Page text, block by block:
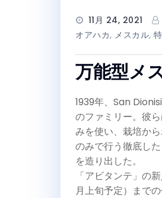
11月 24, 2021
オアハカ, メスカル,
万能型メ
1939年、San
のファミリー。彼
みを使い、栽培か
のみで行う徹底し
を造り出した。
「アビタンテ」の
月上旬予定）まで